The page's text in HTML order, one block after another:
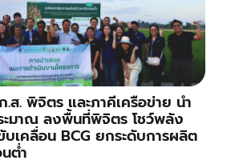
ส. พิจิตร และภาคีเครือข่าย นำ
มาณ ลงพื้นที่พิจิตร โชว์พลัง
บเคลื่อน BCG ยกระดับการผลิต
ต่ำ